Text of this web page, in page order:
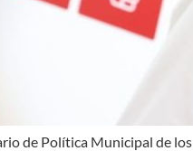
de Política Municipal de